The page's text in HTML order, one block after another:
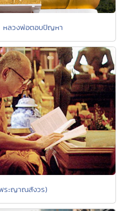
หลวงพ่อตอบปัญหา
ระญาณสังวร)